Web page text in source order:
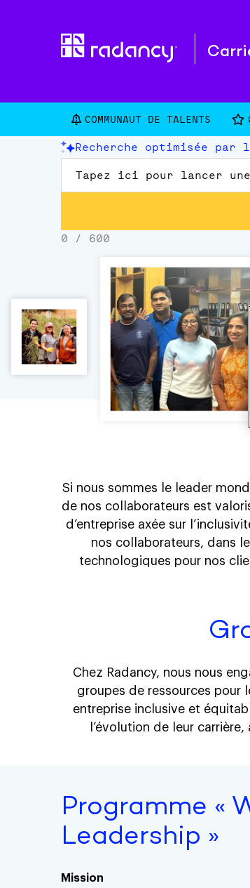
COMMUNAUT DE TALENTS
Si nous sommes le leader
de nos collaborateurs est
d’entreprise axée sur
nos collaborateurs, dans
technologiques pour nos
Chez Radancy, nous nous
groupes de ressources pour
entreprise inclusive et
l’évolution de leur
Programme «
Leadership »
Mission